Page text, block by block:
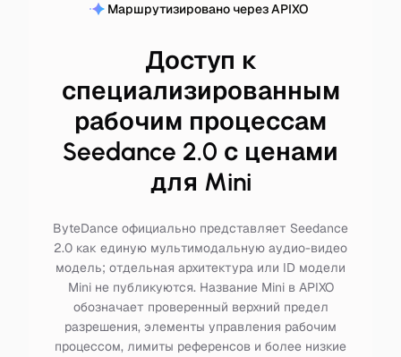
Маршрутизировано через APIXO
Доступ к
специализированным
рабочим процессам
Seedance 2.0 с ценами
для Mini
ByteDance официально представляет Seedance
2.0 как единую мультимодальную аудио-видео
модель; отдельная архитектура или ID модели
Mini не публикуются. Название Mini в APIXO
обозначает проверенный верхний предел
разрешения, элементы управления рабочим
процессом, лимиты референсов и более низкие